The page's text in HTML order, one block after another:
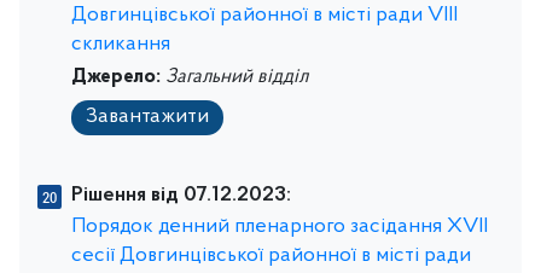
Довгинцівської районної в місті ради VІIІ
скликання
Джерело: Загальний відділ
Завантажити
Рішення від 07.12.2023:
Порядок денний пленарного засідання ХVIІ
сесії Довгинцівської районної в місті ради